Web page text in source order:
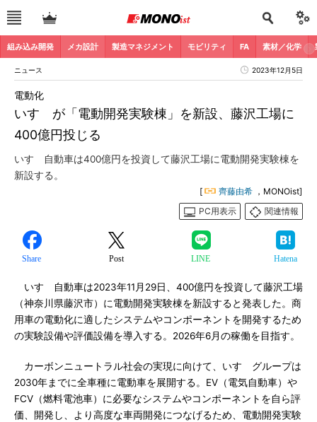
組み込み開発 メカ設計 製造マネジメント モビリティ FA 素材／化学
ニュース 2023年12月5日
いすゞが「電動開発実験棟」を新設、藤沢工場に
400億円投じる
電動化
いすゞ自動車は400億円を投資して藤沢工場に電動開発実験棟を
新設する。
[ 齊藤由希 ，MONOist]
PC用表示
関連情報
Share Post LINE Hatena
いすゞ自動車は2023年11月29日、400億円を投資して藤沢工場
（神奈川県藤沢市）に電動開発実験棟を新設すると発表した。商
用車の電動化に適したシステムやコンポーネントを開発するため
の実験設備や評価設備を導入する。2026年6月の稼働を目指す。
カーボンニュートラル社会の実現に向けて、いすゞグループは
2030年までに全車種に電動車を展開する。EV（電気自動車）や
FCV（燃料電池車）に必要なシステムやコンポーネントを自ら評
価、開発し、より高度な車両開発につなげるため、電動開発実験